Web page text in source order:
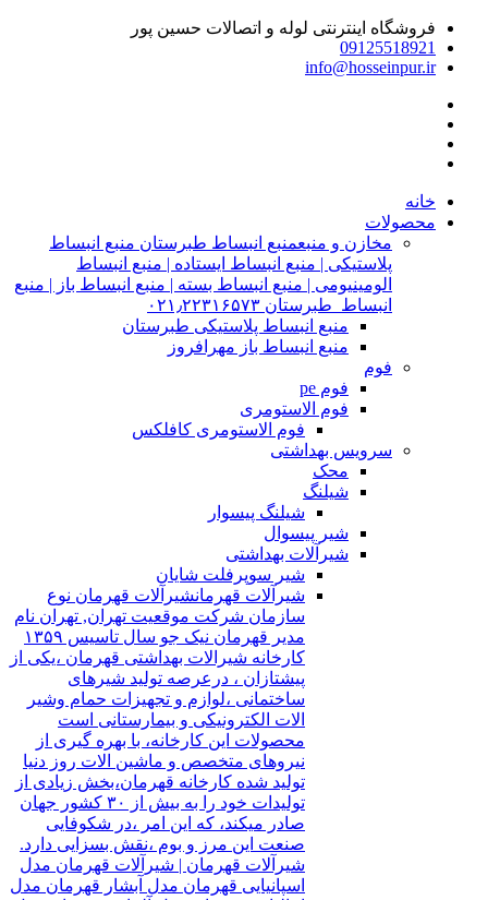
فروشگاه اینترنتی لوله و اتصالات حسین پور
09125518921
info@hosseinpur.ir
خانه
محصولات
مخازن و منبعمنبع انبساط طبرستان منبع انبساط
پلاستیکی | منبع انبساط ایستاده | منبع انبساط
الومینیومی | منبع انبساط بسته | منبع انبساط باز | منبع
انبساط طبرستان ۰۲۱٫۲۲۳۱۶۵۷۳
منبع انبساط پلاستیکی طبرستان
منبع انبساط باز مهرافروز
فوم
فوم pe
فوم الاستومری
فوم الاستومری کافلکس
سرویس بهداشتی
محک
شیلنگ
شیلنگ پیسوار
شیر پیسوال
شیرآلات بهداشتی
شیر سوپرفلت شایان
شیرآلات قهرمانشیرآلات قهرمان نوع
سازمان شرکت موقعیت تهران, تهران نام
مدیر قهرمان نیک جو سال تاسیس ۱۳۵۹
کارخانه شیرالات بهداشتی قهرمان ،یکی از
پیشتازان ، درعرصه تولید شیرهای
ساختمانی ،لوازم و تجهیزات حمام وشیر
الات الکترونیکی و بیمارستانی است
محصولات این کارخانه، با بهره گیری از
نیروهای متخصص و ماشین الات روز دنیا
تولید شده کارخانه قهرمان،بخش زیادی از
تولیدات خود را به بیش از ۳۰ کشور جهان
صادر میکند، که این امر ،در شکوفایی
صنعت این مرز و بوم ،نقش بسزایی دارد.
شیرآلات قهرمان | شیرآلات قهرمان مدل
اسپانیایی قهرمان مدل آبشار قهرمان مدل